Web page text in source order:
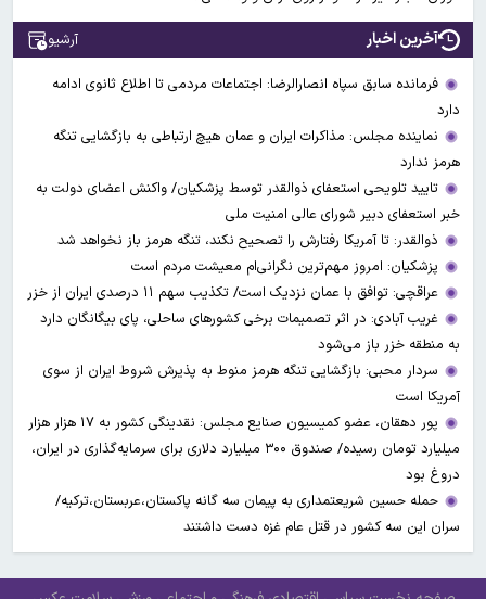
آخرین اخبار آرشیو
فرمانده سابق سپاه انصارالرضا: اجتماعات مردمی تا اطلاع ثانوی ادامه
دارد
نماینده مجلس: مذاکرات ایران و عمان هیچ ارتباطی به بازگشایی تنگه
هرمز ندارد
تایید تلویحی استعفای ذوالقدر توسط پزشکیان/ واکنش اعضای دولت به
خبر استعفای دبیر شورای عالی امنیت ملی
ذوالقدر: تا آمریکا رفتارش را تصحیح نکند، تنگه هرمز باز نخواهد شد
پزشکیان: امروز مهم‌ترین نگرانی‌ام معیشت مردم است
عراقچی: توافق با عمان نزدیک است/ تکذیب سهم ۱۱ درصدی ایران از خزر
غریب آبادی: در اثر تصمیمات برخی کشورهای ساحلی، پای بیگانگان دارد
به منطقه خزر باز می‌شود
سردار محبی: بازگشایی تنگه هرمز منوط به پذیرش شروط ایران از سوی
آمریکا است
پور دهقان، عضو کمیسیون صنایع مجلس: نقدینگی کشور به ۱۷ هزار هزار
میلیارد تومان رسیده/ صندوق ۳۰۰ میلیارد دلاری برای سرمایه‌گذاری در ایران،
دروغ بود
حمله حسین شریعتمداری به پیمان سه گانه پاکستان،عربستان،ترکیه/
سران این سه کشور در قتل عام غزه دست داشتند